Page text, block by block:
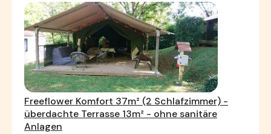
Freeflower Komfort 37m² (2 Schlafzimmer) -
überdachte Terrasse 13m² - ohne sanitäre
Anlagen